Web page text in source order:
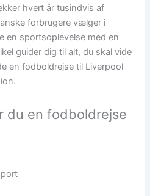
hvert år tusindvis af
forbrugere vælger i
en sportsoplevelse med en
guider dig til alt, du skal vide
en fodboldrejse til Liverpool
du en fodboldrejse